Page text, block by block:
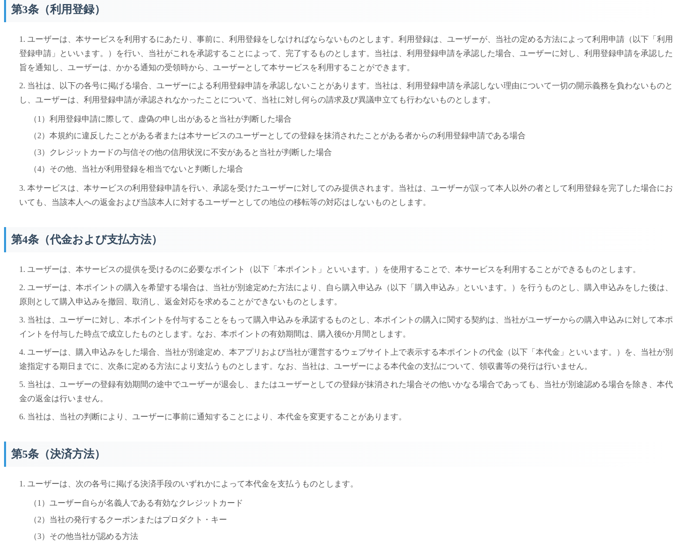
第3条（利用登録）
1. ユーザーは、本サービスを利用するにあたり、事前に、利用登録をしなければならないものとします。利用登録は、ユーザーが、当社の定める方法によって利用申請（以下「利用
登録申請」といいます。）を行い、当社がこれを承認することによって、完了するものとします。当社は、利用登録申請を承認した場合、ユーザーに対し、利用登録申請を承認した
旨を通知し、ユーザーは、かかる通知の受領時から、ユーザーとして本サービスを利用することができます。
2. 当社は、以下の各号に掲げる場合、ユーザーによる利用登録申請を承認しないことがあります。当社は、利用登録申請を承認しない理由について一切の開示義務を負わないものと
し、ユーザーは、利用登録申請が承認されなかったことについて、当社に対し何らの請求及び異議申立ても行わないものとします。
（1）利用登録申請に際して、虚偽の申し出があると当社が判断した場合
（2）本規約に違反したことがある者または本サービスのユーザーとしての登録を抹消されたことがある者からの利用登録申請である場合
（3）クレジットカードの与信その他の信用状況に不安があると当社が判断した場合
（4）その他、当社が利用登録を相当でないと判断した場合
3. 本サービスは、本サービスの利用登録申請を行い、承認を受けたユーザーに対してのみ提供されます。当社は、ユーザーが誤って本人以外の者として利用登録を完了した場合にお
いても、当該本人への返金および当該本人に対するユーザーとしての地位の移転等の対応はしないものとします。
第4条（代金および支払方法）
1. ユーザーは、本サービスの提供を受けるのに必要なポイント（以下「本ポイント」といいます。）を使用することで、本サービスを利用することができるものとします。
2. ユーザーは、本ポイントの購入を希望する場合は、当社が別途定めた方法により、自ら購入申込み（以下「購入申込み」といいます。）を行うものとし、購入申込みをした後は、
原則として購入申込みを撤回、取消し、返金対応を求めることができないものとします。
3. 当社は、ユーザーに対し、本ポイントを付与することをもって購入申込みを承諾するものとし、本ポイントの購入に関する契約は、当社がユーザーからの購入申込みに対して本ポ
イントを付与した時点で成立したものとします。なお、本ポイントの有効期間は、購入後6か月間とします。
4. ユーザーは、購入申込みをした場合、当社が別途定め、本アプリおよび当社が運営するウェブサイト上で表示する本ポイントの代金（以下「本代金」といいます。）を、当社が別
途指定する期日までに、次条に定める方法により支払うものとします。なお、当社は、ユーザーによる本代金の支払について、領収書等の発行は行いません。
5. 当社は、ユーザーの登録有効期間の途中でユーザーが退会し、またはユーザーとしての登録が抹消された場合その他いかなる場合であっても、当社が別途認める場合を除き、本代
金の返金は行いません。
6. 当社は、当社の判断により、ユーザーに事前に通知することにより、本代金を変更することがあります。
第5条（決済方法）
1. ユーザーは、次の各号に掲げる決済手段のいずれかによって本代金を支払うものとします。
（1）ユーザー自らが名義人である有効なクレジットカード
（2）当社の発行するクーポンまたはプロダクト・キー
（3）その他当社が認める方法